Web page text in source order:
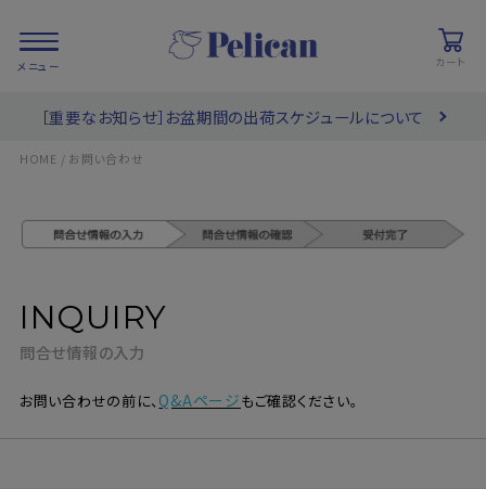
カート
検索
PRODUCTS/ 商品を探す
COLLECTIONS / ブランド一覧
［重要なお知らせ］お盆期間の出荷スケジュールについて
HOME お問い合わせ
INQUIRY
問合せ情報の入力
お問い合わせの前に、 Q&Aページもご確認ください。